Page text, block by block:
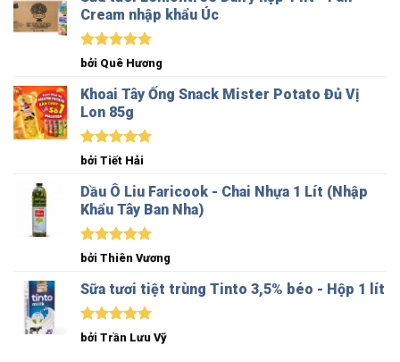
Cream nhập khẩu Úc
Được xếp
hạng
sao
bởi Quê Hương
Khoai Tây Ống Snack Mister Potato Đủ Vị
Lon 85g
Được xếp
sao
bởi Tiết Hải
Dầu Ô Liu Faricook - Chai Nhựa 1 Lít (Nhập
Khẩu Tây Ban Nha)
Được xếp
sao
bởi Thiên Vương
Sữa tươi tiệt trùng Tinto 3,5% béo - Hộp 1 lít
Được xếp
bởi Trần Lưu Vỹ